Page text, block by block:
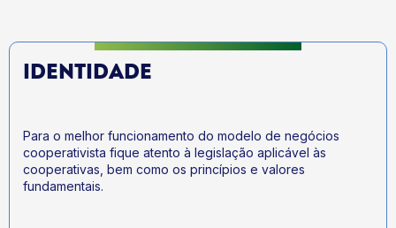
IDENTIDADE
Para o melhor funcionamento do modelo de negócios
cooperativista fique atento à legislação aplicável às
cooperativas, bem como os princípios e valores
fundamentais.